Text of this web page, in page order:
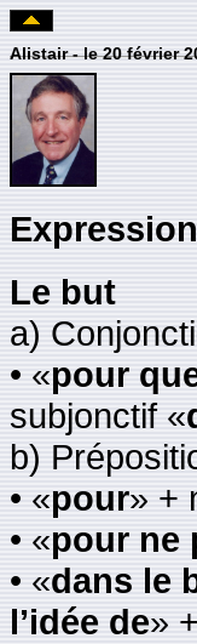
Alistair - le 20 février
Le but
a)
• «pour
subjonctif «
b)
• «pour» +
• «pour ne
• «dans le
l’idée de»